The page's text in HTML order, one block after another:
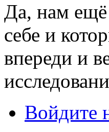
Да, нам ещё
себе и
впереди и
Войдите